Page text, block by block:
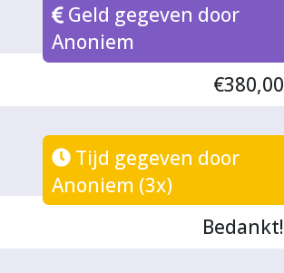
Geld gegeven door
Anoniem
€380,00
Tijd gegeven door
Anoniem (3x)
Bedankt!